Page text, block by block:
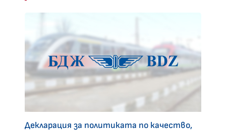
Декларация за политиката по качество,